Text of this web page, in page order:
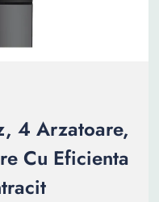
4 Arzatoare,
Cu Eficienta